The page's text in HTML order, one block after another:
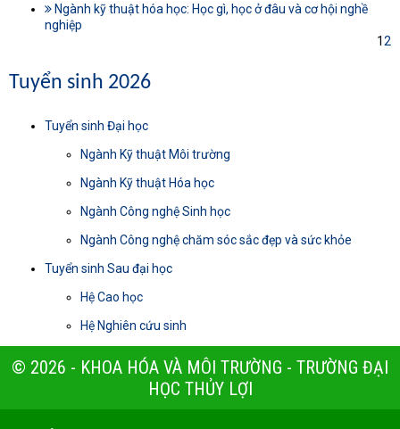
Ngành kỹ thuật hóa học: Học gì, học ở đâu và cơ hội nghề
nghiệp
12
Tuyển sinh 2026
Tuyển sinh Đại học
Ngành Kỹ thuật Môi trường
Ngành Kỹ thuật Hóa học
Ngành Công nghệ Sinh học
Ngành Công nghệ chăm sóc sắc đẹp và sức khỏe
Tuyển sinh Sau đại học
Hệ Cao học
Hệ Nghiên cứu sinh
© 2026 - KHOA HÓA VÀ MÔI TRƯỜNG - TRƯỜNG ĐẠI
HỌC THỦY LỢI